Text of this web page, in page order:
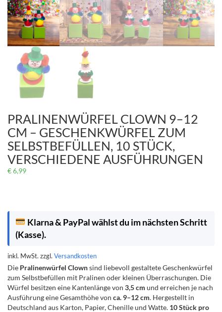
PRALINENWÜRFEL CLOWN 9–12
CM – GESCHENKWÜRFEL ZUM
SELBSTBEFÜLLEN, 10 STÜCK,
VERSCHIEDENE AUSFÜHRUNGEN
€6,99
Klarna & PayPal wählst du im nächsten Schritt
(Kasse).
inkl. MwSt. zzgl. Versandkosten
Die Pralinenwürfel Clownsind liebevoll gestaltete Geschenkwürfel
zum Selbstbefüllen mit Pralinen oder kleinen Überraschungen. Die
Würfel besitzen eine Kantenlänge von 3,5 cm und erreichen je nach
Ausführung eine Gesamthöhe von ca. 9–12 cm. Hergestellt in
Deutschland aus Karton, Papier, Chenille und Watte. 10 Stück pro